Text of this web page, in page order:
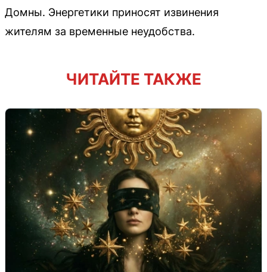
Домны. Энергетики приносят извинения
жителям за временные неудобства.
ЧИТАЙТЕ ТАКЖЕ